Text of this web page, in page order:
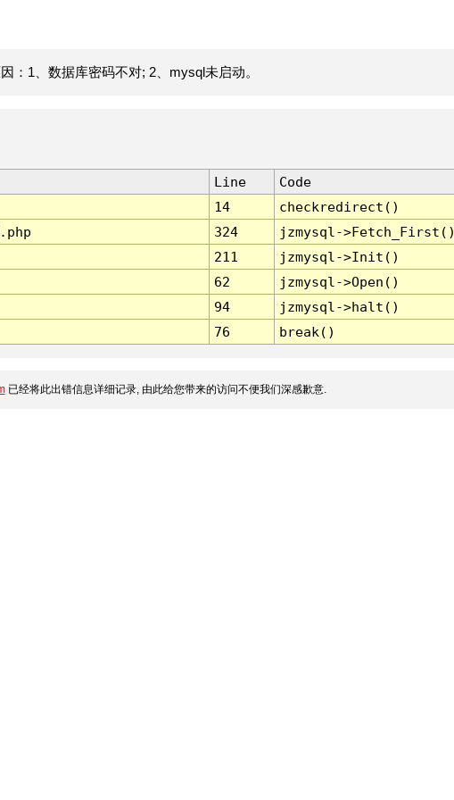
：1、数据库密码不对; 2、mysql未启动。
Line
Code
14
checkredirect()
324
jzmysql-
211
jzmysql->Init()
62
jzmysql->Open()
94
jzmysql->halt()
76 break()
已经将此出错信息详细记录, 由此给您带来的访问不便我们深感歉意.